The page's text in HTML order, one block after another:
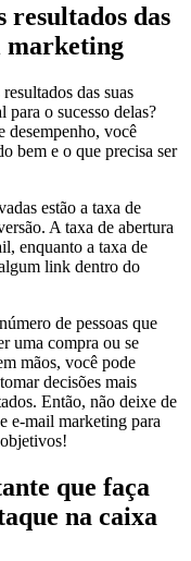
das
marketing
das suas
para o sucesso delas?
desempenho, você
bem e o que precisa ser
estão a taxa de
A taxa de abertura
enquanto a taxa de
link dentro do
de pessoas que
uma compra ou se
mãos, você pode
decisões mais
Então, não deixe de
e-mail marketing para
que faça
na caixa